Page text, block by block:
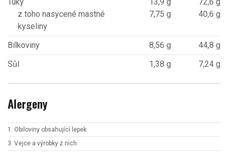
Tuky
z toho nasycené mastné
kyseliny
13,9 g
7,75 g
72,6 g
40,6 g
Bílkoviny 8,56 g
44,8 g
Sůl
1,38 g 7,24 g
Alergeny
1. Obiloviny obsahující lepek
3. Vejce a výrobky z nich